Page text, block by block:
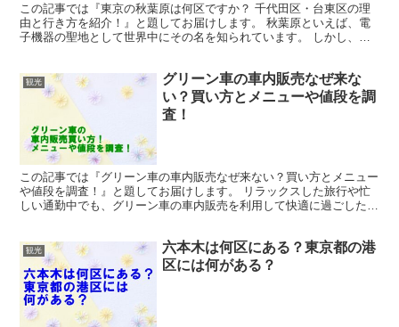
この記事では『東京の秋葉原は何区ですか？ 千代田区・台東区の理
由と行き方を紹介！』と題してお届けします。 秋葉原といえば、電
子機器の聖地として世界中にその名を知られています。 しかし、最
観光
グリーン車の車内販売なぜ来な
い？買い方とメニューや値段を調
査！
この記事では『グリーン車の車内販売なぜ来ない？買い方とメニュー
や値段を調査！』と題してお届けします。 リラックスした旅行や忙
しい通勤中でも、グリーン車の車内販売を利用して快適に過ごしたい
観光
六本木は何区にある？東京都の港
区には何がある？